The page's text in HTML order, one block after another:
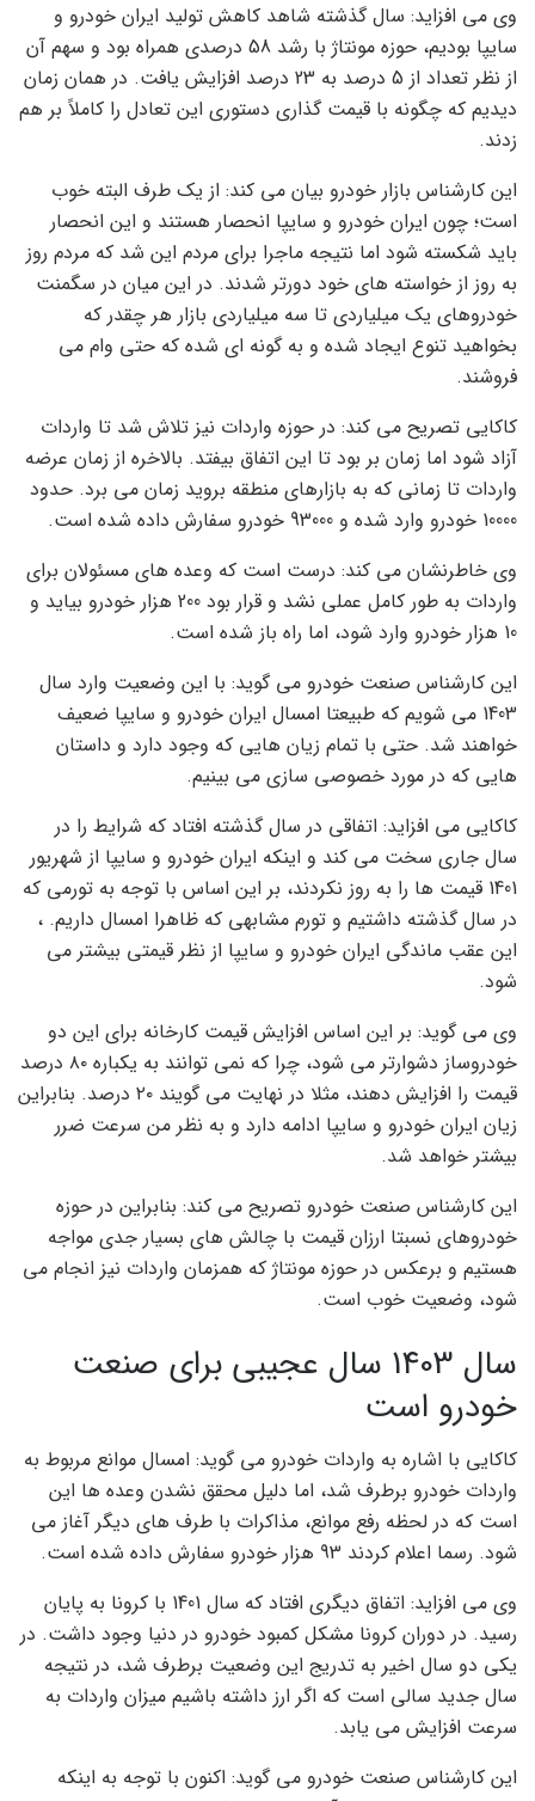
وی می افزاید: سال گذشته شاهد کاهش تولید ایران خودرو و
سایپا بودیم، حوزه مونتاژ با رشد 58 درصدی همراه بود و سهم آن
از نظر تعداد از 5 درصد به 23 درصد افزایش یافت. در همان زمان
دیدیم که چگونه با قیمت گذاری دستوری این تعادل را کاملاً بر هم
زدند.
این کارشناس بازار خودرو بیان می کند: از یک طرف البته خوب
است؛ چون ایران خودرو و سایپا انحصار هستند و این انحصار
باید شکسته شود اما نتیجه ماجرا برای مردم این شد که مردم روز
به روز از خواسته های خود دورتر شدند. در این میان در سگمنت
خودروهای یک میلیاردی تا سه میلیاردی بازار هر چقدر که
بخواهید تنوع ایجاد شده و به گونه ای شده که حتی وام می
فروشند.
کاکایی تصریح می کند: در حوزه واردات نیز تلاش شد تا واردات
آزاد شود اما زمان بر بود تا این اتفاق بیفتد. بالاخره از زمان عرضه
واردات تا زمانی که به بازارهای منطقه بروید زمان می برد. حدود
10000 خودرو وارد شده و 93000 خودرو سفارش داده شده است.
وی خاطرنشان می کند: درست است که وعده های مسئولان برای
واردات به طور کامل عملی نشد و قرار بود 200 هزار خودرو بیاید و
10 هزار خودرو وارد شود، اما راه باز شده است.
این کارشناس صنعت خودرو می گوید: با این وضعیت وارد سال
1403 می شویم که طبیعتا امسال ایران خودرو و سایپا ضعیف
خواهند شد. حتی با تمام زیان هایی که وجود دارد و داستان
هایی که در مورد خصوصی سازی می بینیم.
کاکایی می افزاید: اتفاقی در سال گذشته افتاد که شرایط را در
سال جاری سخت می کند و اینکه ایران خودرو و سایپا از شهریور
1401 قیمت ها را به روز نکردند، بر این اساس با توجه به تورمی که
در سال گذشته داشتیم و تورم مشابهی که ظاهرا امسال داریم. ،
این عقب ماندگی ایران خودرو و سایپا از نظر قیمتی بیشتر می
شود.
وی می گوید: بر این اساس افزایش قیمت کارخانه برای این دو
خودروساز دشوارتر می شود، چرا که نمی توانند به یکباره ۸۰ درصد
قیمت را افزایش دهند، مثلا در نهایت می گویند ۲۰ درصد. بنابراین
زیان ایران خودرو و سایپا ادامه دارد و به نظر من سرعت ضرر
بیشتر خواهد شد.
این کارشناس صنعت خودرو تصریح می کند: بنابراین در حوزه
خودروهای نسبتا ارزان قیمت با چالش های بسیار جدی مواجه
هستیم و برعکس در حوزه مونتاژ که همزمان واردات نیز انجام می
شود، وضعیت خوب است.
سال 1403 سال عجیبی برای صنعت
خودرو است
کاکایی با اشاره به واردات خودرو می گوید: امسال موانع مربوط به
واردات خودرو برطرف شد، اما دلیل محقق نشدن وعده ها این
است که در لحظه رفع موانع، مذاکرات با طرف های دیگر آغاز می
شود. رسما اعلام کردند 93 هزار خودرو سفارش داده شده است.
وی می افزاید: اتفاق دیگری افتاد که سال 1401 با کرونا به پایان
رسید. در دوران کرونا مشکل کمبود خودرو در دنیا وجود داشت. در
یکی دو سال اخیر به تدریج این وضعیت برطرف شد، در نتیجه
سال جدید سالی است که اگر ارز داشته باشیم میزان واردات به
سرعت افزایش می یابد.
این کارشناس صنعت خودرو می گوید: اکنون با توجه به اینکه